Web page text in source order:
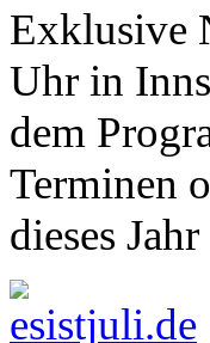
Exklusive
Uhr in
dem
Terminen
dieses